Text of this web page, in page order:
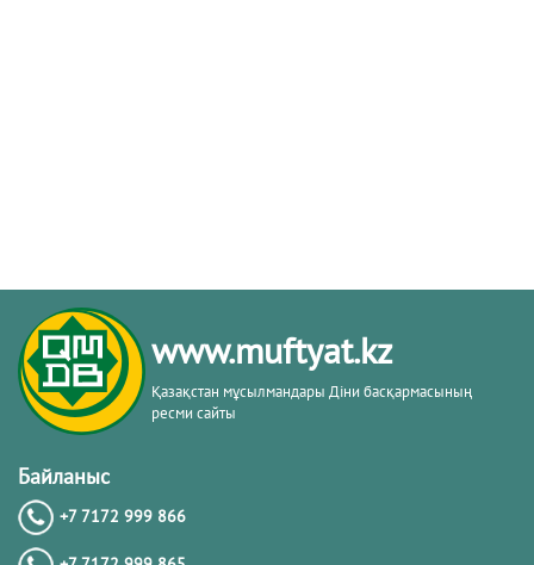
www.muftyat.kz
Қазақстан мұсылмандары Діни басқармасының
ресми сайты
Байланыс
+7 7172 999 866